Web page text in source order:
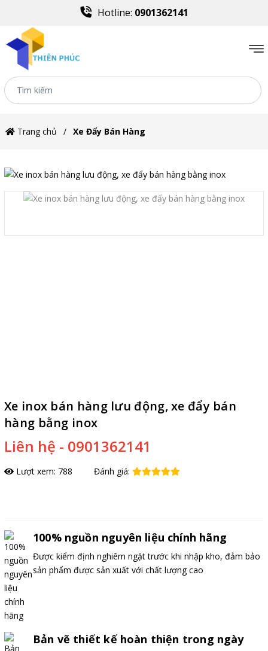
Hotline: 0901362141
Trang chủ Xe Đẩy Bán Hàng
Xe inox bán hàng lưu động, xe đẩy bán
hàng bằng inox
Liên hệ - 0901362141
Lượt xem: 788 Đánh giá:
100% nguồn nguyên liệu chính hãng
Được kiểm định nghiêm ngặt trước khi nhập kho, đảm bảo
sản phẩm được sản xuất với chất lượng cao
Bản vẽ thiết kế hoàn thiện trong ngày